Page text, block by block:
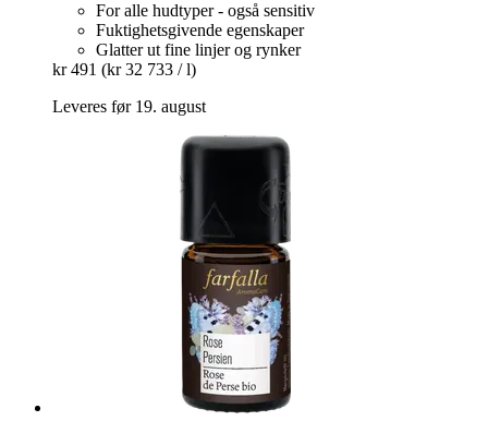
For alle hudtyper - også sensitiv
Fuktighetsgivende egenskaper
Glatter ut fine linjer og rynker
kr 491 (kr 32 733 / l)
Leveres før 19. august